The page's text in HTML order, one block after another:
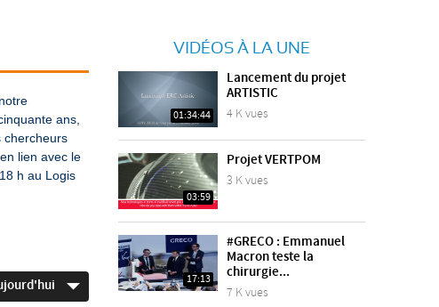
ans,
chercheurs
lien avec le
h au Logis
VIDÉOS À LA UNE
01:34:44
Lancement du projet
ARTISTIC
4 K vues
03:59
Projet VERTPOM
3 K vues
17:13
#GRECO : Emmanuel
Macron teste la
chirurgie...
7 K vues